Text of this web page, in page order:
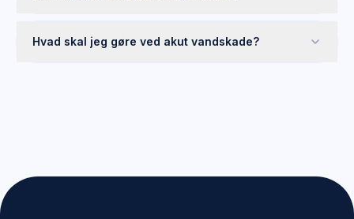
Hvad skal jeg gøre ved akut vandskade?